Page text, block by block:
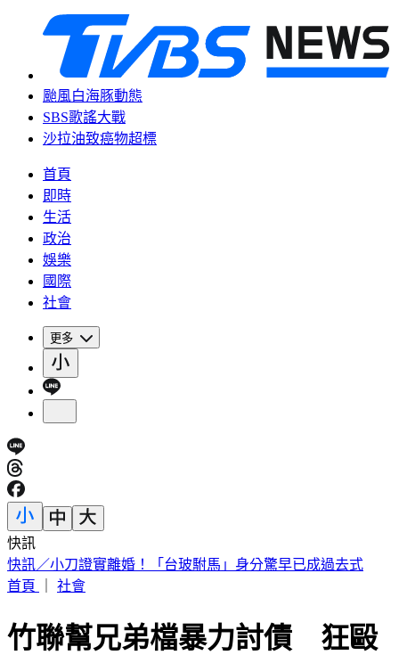
颱風白海豚動態
SBS歌謠大戰
沙拉油致癌物超標
首頁
即時
生活
政治
娛樂
國際
社會
更多
快訊
台股收盤／開高走低失守季線！台積電收2370元
首頁
社會
竹聯幫兄弟檔暴力討債 狂毆